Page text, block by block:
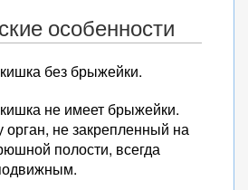
особенности
без брыжейки.
не имеет брыжейки.
орган, не закрепленный на
полости, всегда